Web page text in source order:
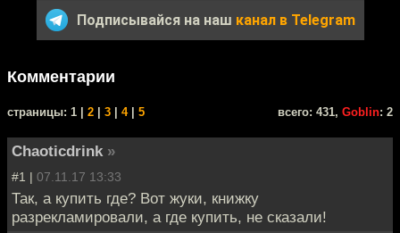
Подписывайся на наш канал в Telegram
Комментарии
cтраницы: 1 | 2 3 4| 5 всего: 431, Goblin: 2
Chaoticdrink »
#1 | 07.11.17 13:33
Так, а купить где? Вот жуки, книжку
разрекламировали, а где купить, не сказали!